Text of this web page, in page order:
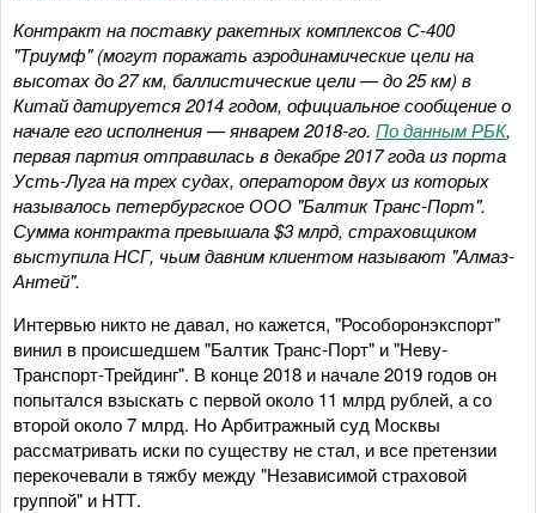
Контракт на поставку ракетных комплексов С-400
"Триумф" (могут поражать аэродинамические цели на
высотах до 27 км, баллистические цели — до 25 км) в
Китай датируется 2014 годом, официальное сообщение о
начале его исполнения — январем 2018-го. По данным РБК,
первая партия отправилась в декабре 2017 года из порта
Усть-Луга на трех судах, оператором двух из которых
называлось петербургское ООО "Балтик Транс-Порт".
Сумма контракта превышала $3 млрд, страховщиком
выступила НСГ, чьим давним клиентом называют "Алмаз-
Антей".
Интервью никто не давал, но кажется, "Рособоронэкспорт"
винил в происшедшем "Балтик Транс-Порт" и "Неву-
Транспорт-Трейдинг". В конце 2018 и начале 2019 годов он
попытался взыскать с первой около 11 млрд рублей, а со
второй около 7 млрд. Но Арбитражный суд Москвы
рассматривать иски по существу не стал, и все претензии
перекочевали в тяжбу между "Независимой страховой
группой" и НТТ.